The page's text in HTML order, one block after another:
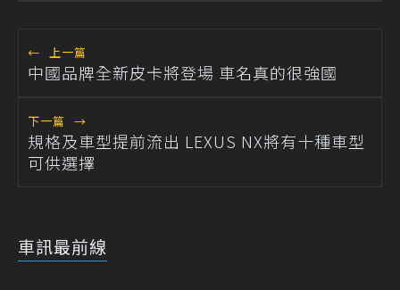
← 上一篇
中國品牌全新皮卡將登場 車名真的很強國
下一篇 →
規格及車型提前流出 LEXUS NX將有十種車型
可供選擇
車訊最前線